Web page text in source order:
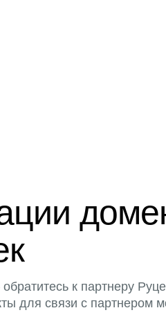
к партнеру
для связи с партнером